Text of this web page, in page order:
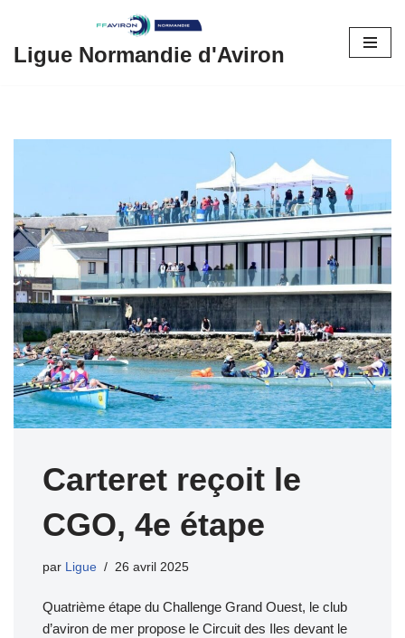
Aller
Ligue Normandie d'Aviron
Carteret reçoit le
CGO, 4e étape
par Ligue 26 avril 2025
Quatrième étape du Challenge Grand Ouest, le club
d’aviron de mer propose le Circuit des Iles devant le